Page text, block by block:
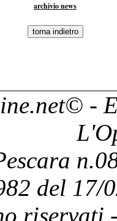
archivio news
© -
del 17/
riservati